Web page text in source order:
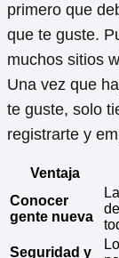
primero que
que te guste.
muchos sitios
Una vez que
te guste, solo
registrarte y
Ventaja
Conocer
gente nueva
Seguridad y